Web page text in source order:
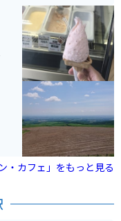
・カフェ」をもっと見る